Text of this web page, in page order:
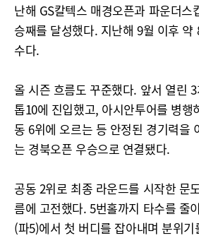
난해 GS칼텍스 매경오픈과 파운더스
승째를 달성했다. 지난해 9월 이후 약
수다.
올 시즌 흐름도 꾸준했다. 앞서 열린
톱10에 진입했고, 아시안투어를 병행
동 6위에 오르는 등 안정된 경기력을
는 경북오픈 우승으로 연결됐다.
공동 2위로 최종 라운드를 시작한 문
름에 고전했다. 5번홀까지 타수를 줄
(파5)에서 첫 버디를 잡아내며 분위